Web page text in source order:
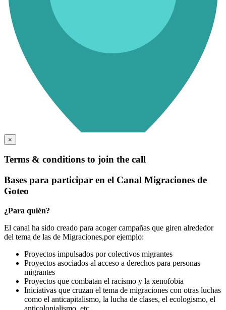
×
Terms & conditions to join the call
Bases para participar en el Canal Migraciones de
Goteo
¿Para quién?
El canal ha sido creado para acoger campañas que giren alrededor
del tema de las de Migraciones,por ejemplo:
Proyectos impulsados por colectivos migrantes
Proyectos asociados al acceso a derechos para personas
migrantes
Proyectos que combatan el racismo y la xenofobia
Iniciativas que cruzan el tema de migraciones con otras luchas
como el anticapitalismo, la lucha de clases, el ecologismo, el
anticolonialismo, etc.